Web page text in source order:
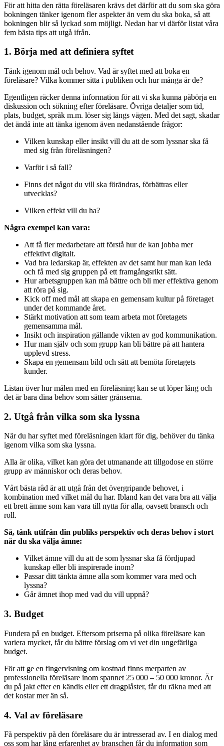
För att hitta den rätta föreläsaren krävs det därför att du som ska göra
bokningen tänker igenom fler aspekter än vem du ska boka, så att
bokningen blir så lyckad som möjligt. Nedan har vi därför listat våra
fem bästa tips att utgå ifrån.
1. Börja med att definiera syftet
Tänk igenom mål och behov. Vad är syftet med att boka en
föreläsare? Vilka kommer sitta i publiken och hur många är de?
Egentligen räcker denna information för att vi ska kunna påbörja en
diskussion och sökning efter föreläsare. Övriga detaljer som tid,
plats, budget, språk m.m. löser sig längs vägen. Med det sagt, skadar
det ändå inte att tänka igenom även nedanstående frågor:
Vilken kunskap eller insikt vill du att de som lyssnar ska få
med sig från föreläsningen?
Varför i så fall?
Finns det något du vill ska förändras, förbättras eller
utvecklas?
Vilken effekt vill du ha?
Några exempel kan vara:
Att få fler medarbetare att förstå hur de kan jobba mer
effektivt digitalt.
Vad bra ledarskap är, effekten av det samt hur man kan leda
och få med sig gruppen på ett framgångsrikt sätt.
Hur arbetsgruppen kan må bättre och bli mer effektiva genom
att röra på sig.
Kick off med mål att skapa en gemensam kultur på företaget
under det kommande året.
Stärkt motivation att som team arbeta mot företagets
gemensamma mål.
Insikt och inspiration gällande vikten av god kommunikation.
Hur man själv och som grupp kan bli bättre på att hantera
upplevd stress.
Skapa en gemensam bild och sätt att bemöta företagets
kunder.
Listan över hur målen med en föreläsning kan se ut löper lång och
det är bara dina behov som sätter gränserna.
2. Utgå från vilka som ska lyssna
När du har syftet med föreläsningen klart för dig, behöver du tänka
igenom vilka som ska lyssna.
Alla är olika, vilket kan göra det utmanande att tillgodose en större
grupp av människor och deras behov.
Vårt bästa råd är att utgå från det övergripande behovet, i
kombination med vilket mål du har. Ibland kan det vara bra att välja
ett brett ämne som kan vara till nytta för alla, oavsett bransch och
roll.
Så, tänk utifrån din publiks perspektiv och deras behov i stort
när du ska välja ämne:
Vilket ämne vill du att de som lyssnar ska få fördjupad
kunskap eller bli inspirerade inom?
Passar ditt tänkta ämne alla som kommer vara med och
lyssna?
Går ämnet ihop med vad du vill uppnå?
3. Budget
Fundera på en budget. Eftersom priserna på olika föreläsare kan
variera mycket, får du bättre förslag om vi vet din ungefärliga
budget.
För att ge en fingervisning om kostnad finns merparten av
professionella föreläsare inom spannet 25 000 – 50 000 kronor. Är
du på jakt efter en kändis eller ett dragplåster, får du räkna med att
det kostar mer än så.
4. Val av föreläsare
Få perspektiv på den föreläsare du är intresserad av. I en dialog med
oss som har lång erfarenhet av branschen får du information som